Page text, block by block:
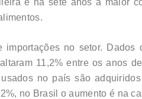
é há sete anos a maior
no setor. Dados
11,2% entre os anos
no país são
no Brasil o aumento é na